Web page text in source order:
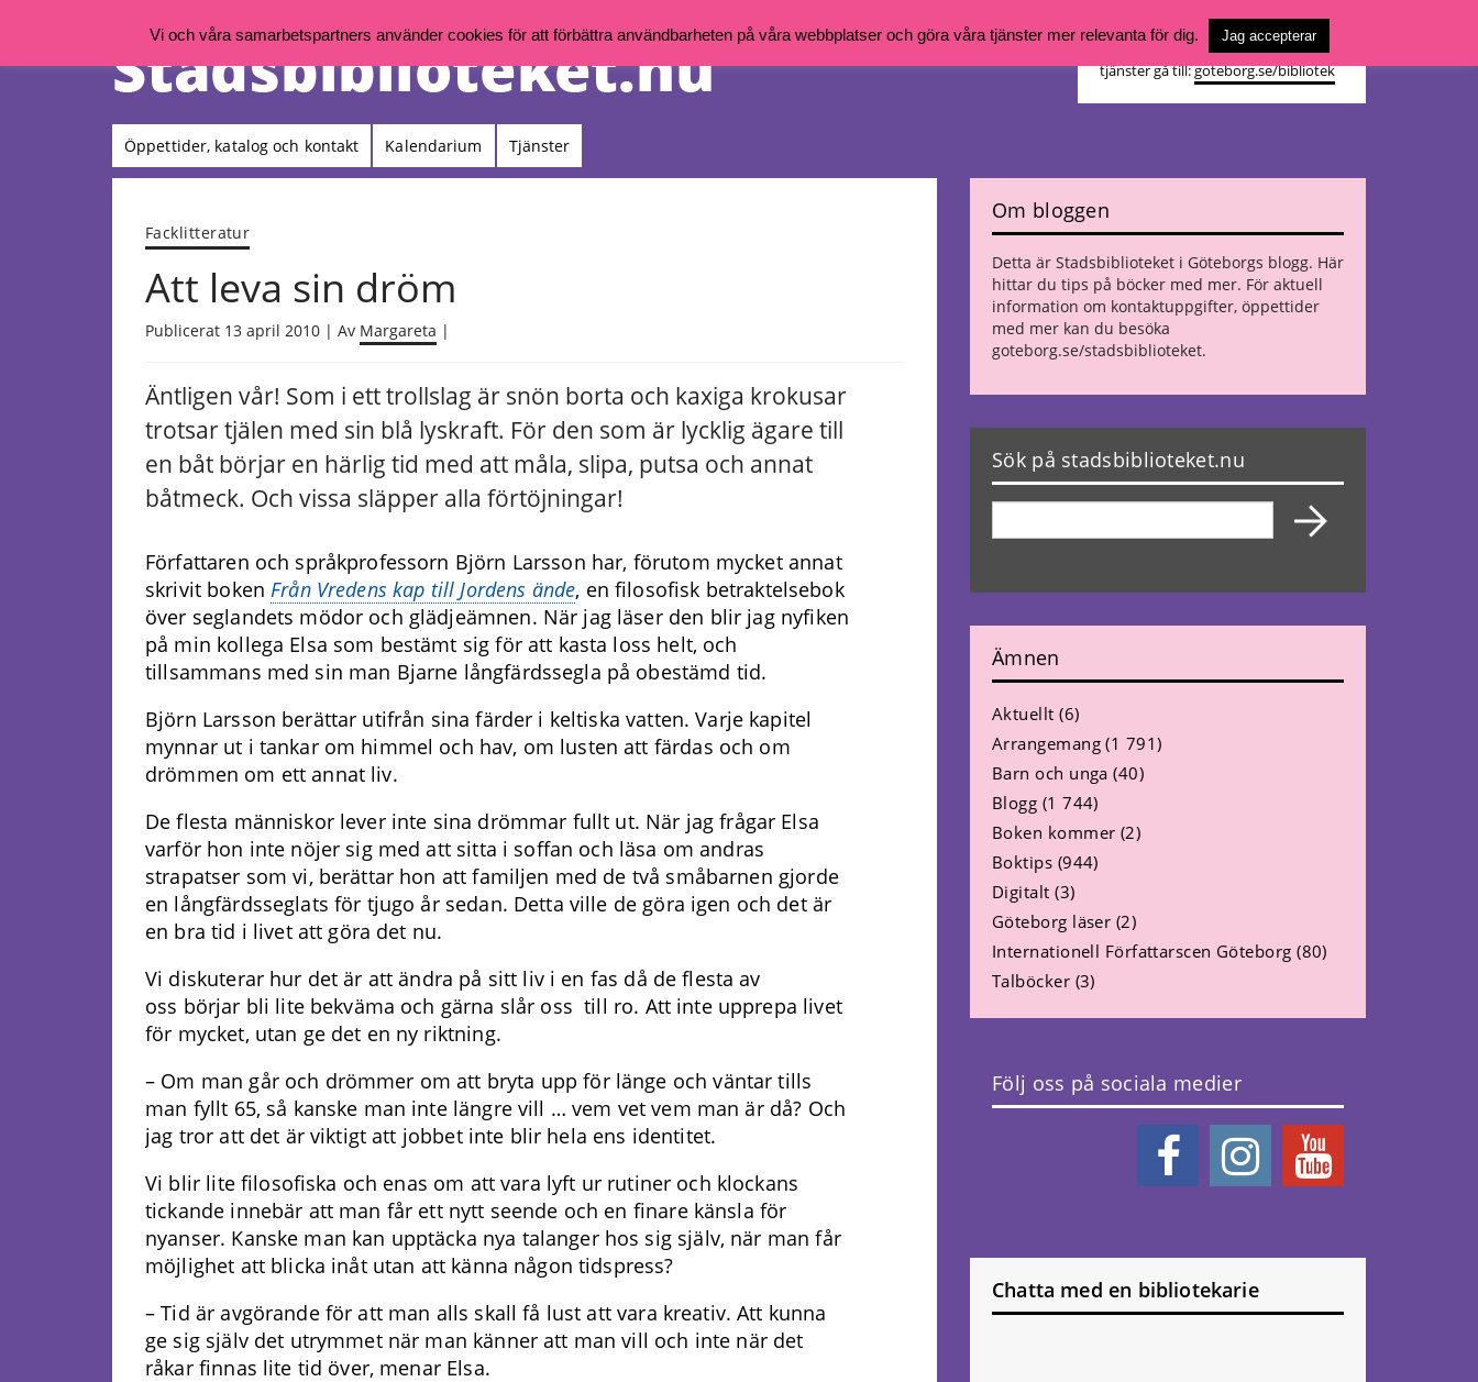
Öppettider, katalog och kontakt Kalendarium Tjänster
Vill du söka böcker, logga in på ditt
bibliotekskonto eller nå övriga
tjänster gå till:goteborg.se/bibliotek
Facklitteratur
Att leva sin dröm
Publicerat 13 april 2010 | Av Margareta |
Äntligen vår! Som i ett trollslag är snön borta och kaxiga krokusar
trotsar tjälen med sin blå lyskraft. För den som är lycklig ägare till
en båt börjar en härlig tid med att måla, slipa, putsa och annat
båtmeck. Och vissa släpper alla förtöjningar!
Författaren och språkprofessorn Björn Larsson har, förutom mycket annat
skrivit bokenFrån Vredens kap till Jordens ände, en filosofisk betraktelsebok
över seglandets mödor och glädjeämnen. När jag läser den blir jag nyfiken
på min kollega Elsa som bestämt sig för att kasta loss helt, och
tillsammans med sin man Bjarne långfärdssegla på obestämd tid.
Björn Larsson berättar utifrån sina färder i keltiska vatten. Varje kapitel
mynnar ut i tankar om himmel och hav, om lusten att färdas och om
drömmen om ett annat liv.
De flesta människor lever inte sina drömmar fullt ut. När jag frågar Elsa
varför hon inte nöjer sig med att sitta i soffan och läsa om andras
strapatser som vi, berättar hon att familjen med de två småbarnen gjorde
en långfärdsseglats för tjugo år sedan. Detta ville de göra igen och det är
en bra tid i livet att göra det nu.
Vi diskuterar hur det är att ändra på sitt liv i en fas då de flesta av
oss börjar bli lite bekväma och gärna slår oss till ro. Att inte upprepa livet
för mycket, utan ge det en ny riktning.
– Om man går och drömmer om att bryta upp för länge och väntar tills
man fyllt 65, så kanske man inte längre vill … vem vet vem man är då? Och
jag tror att det är viktigt att jobbet inte blir hela ens identitet.
Vi blir lite filosofiska och enas om att vara lyft ur rutiner och klockans
tickande innebär att man får ett nytt seende och en finare känsla för
nyanser. Kanske man kan upptäcka nya talanger hos sig själv, när man får
möjlighet att blicka inåt utan att känna någon tidspress?
– Tid är avgörande för att man alls skall få lust att vara kreativ. Att kunna
ge sig själv det utrymmet när man känner att man vill och inte när det
råkar finnas lite tid över, menar Elsa.
Om bloggen
Detta är Stadsbiblioteket i Göteborgs blogg. Här
hittar du tips på böcker med mer. För aktuell
information om kontaktuppgifter, öppettider
med mer kan du besöka
goteborg.se/stadsbiblioteket.
Sök på stadsbiblioteket.nu
Ämnen
Aktuellt (6)
Arrangemang(1 791)
Barn och unga (40)
Blogg (1 744)
Boken kommer (2)
Boktips (944)
Digitalt (3)
Göteborg läser (2)
Internationell Författarscen Göteborg (80)
Talböcker (3)
Följ oss på sociala medier
Chatta med en bibliotekarie
Vi och våra samarbetspartners använder cookies för att förbättra användbarheten på våra webbplatser och göra våra tjänster mer relevanta för dig. Jag accepterar